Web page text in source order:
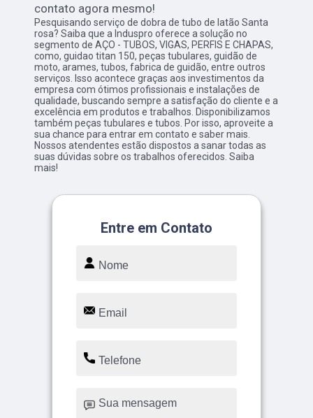
contato agora mesmo!
Pesquisando serviço de dobra de tubo de latão Santa
rosa? Saiba que a Induspro oferece a solução no
segmento de AÇO - TUBOS, VIGAS, PERFIS E CHAPAS,
como, guidao titan 150, peças tubulares, guidão de
moto, arames, tubos, fabrica de guidão, entre outros
serviços. Isso acontece graças aos investimentos da
empresa com ótimos profissionais e instalações de
qualidade, buscando sempre a satisfação do cliente e a
excelência em produtos e trabalhos. Disponibilizamos
também peças tubulares e tubos. Por isso, aproveite a
sua chance para entrar em contato e saber mais.
Nossos atendentes estão dispostos a sanar todas as
suas dúvidas sobre os trabalhos oferecidos. Saiba
mais!
Entre em Contato